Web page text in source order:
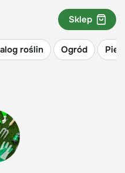
roślin Ogród
Sklep